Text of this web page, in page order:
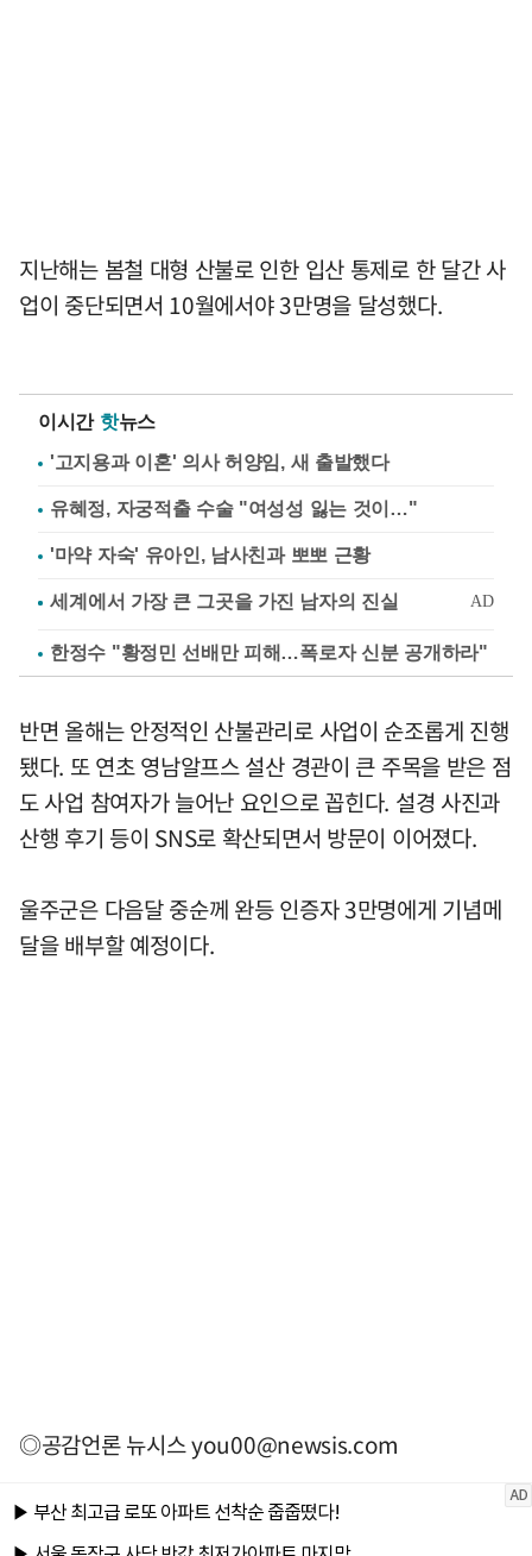
지난해는 봄철 대형 산불로 인한 입산 통제로 한 달간 사
업이 중단되면서 10월에서야 3만명을 달성했다.
이시간 핫뉴스
'고지용과 이혼' 의사 허양임, 새 출발했다
유혜정, 자궁적출 수술 "여성성 잃는 것이…"
'마약 자숙' 유아인, 남사친과 뽀뽀 근황
한정수 "황정민 선배만 피해…폭로자 신분 공개하라"
반면 올해는 안정적인 산불관리로 사업이 순조롭게 진행
됐다. 또 연초 영남알프스 설산 경관이 큰 주목을 받은 점
도 사업 참여자가 늘어난 요인으로 꼽힌다. 설경 사진과
산행 후기 등이 SNS로 확산되면서 방문이 이어졌다.
울주군은 다음달 중순께 완등 인증자 3만명에게 기념메
달을 배부할 예정이다.
◎공감언론 뉴시스you00@newsis.com